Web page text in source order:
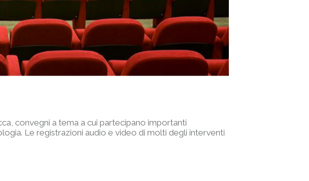
convegni a tema a cui partecipano importanti
Le registrazioni audio e video di molti degli interventi